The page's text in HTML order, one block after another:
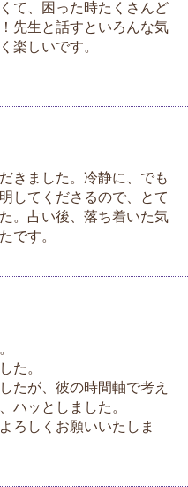
て、困った時たくさんど
先生と話すといろんな気
楽しいです。
きました。冷静に、でも
してくださるので、とて
。占い後、落ち着いた気
です。
た。
たが、彼の時間軸で考え
ハッとしました。
ろしくお願いいたしま